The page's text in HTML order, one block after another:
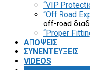
“VIP
“Off Road
off-road
“Proper
ΑΠΟΨΕΙΣ
ΣΥΝΕΝΤΕΥΞΕΙΣ
VIDEOS